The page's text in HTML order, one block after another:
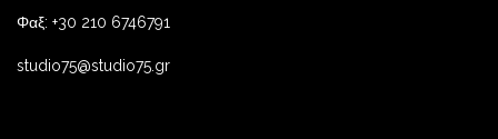
Φαξ: +30 210 6746791
studio75@studio75.gr